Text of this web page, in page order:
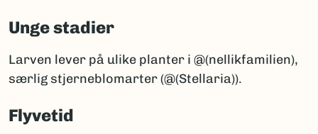
Unge stadier
Larven lever på ulike planter i @(nellikfamilien),
særlig stjerneblomarter (@(Stellaria)).
Flyvetid